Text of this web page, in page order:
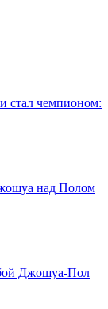
стал чемпионом:
над Полом
Джошуа-Пол